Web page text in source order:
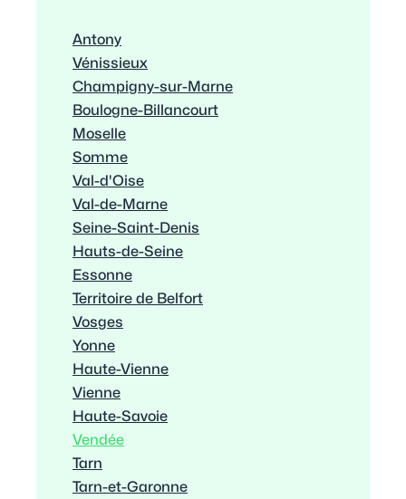
Antony
Vénissieux
Champigny-sur-Marne
Boulogne-Billancourt
Moselle
Somme
Val-d'Oise
Val-de-Marne
Seine-Saint-Denis
Hauts-de-Seine
Essonne
Territoire de Belfort
Vosges
Yonne
Haute-Vienne
Vienne
Haute-Savoie
Vendée
Tarn
Tarn-et-Garonne